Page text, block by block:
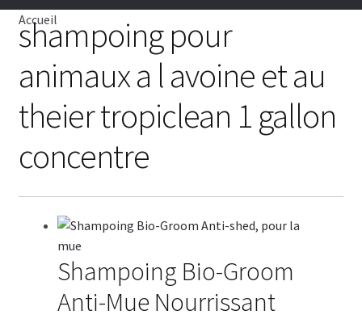
BROSSE
CISEAU
SHAMPOING
TABLIER
ACCESSOIRE
Accueil
shampoing pour
animaux a l avoine et au
theier tropiclean 1 gallon
concentre
Shampoing Bio-Groom
Anti-Mue Nourrissant